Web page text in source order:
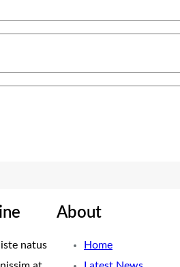
natus
About
Home